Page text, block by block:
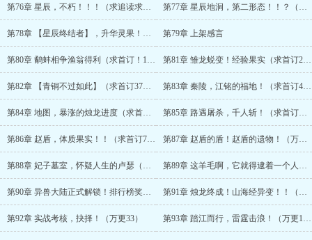
第76章 星辰，不朽！！！（求追读求月票） 第77章 星辰地洞，第二形态！！？（求追读求月票）
第78章 【星辰终结者】，升华灵果！（求追读求月票） 第79章 上架感言
第80章 鹬蚌相争渔翁得利（求首订！17更，23万字奉上） 第81章 雏龙蜕变！经验果实（求首订27更，23万字奉上！！）
第82章 【青铜不过如此】（求首订37更，23万字奉上！！） 第83章 秦陵，江铭的福地！（求首订47更，23万字奉上！！）
第84章 地图，暴涨的烛龙进度（求首订57更，23万字奉上！！） 第85章 路遇屠杀，千人斩！（求首订（67更，23万字奉上！！）
第86章 赵盾，体质果实！！（求首订77更，23万字奉上！！） 第87章 赵盾的盾！赵盾的遗物！（万更13）
第88章 妃子墓室，怀疑人生的卢瑟（万更23） 第89章 这羊毛啊，它就得逮着一个人薅才香（万更33）
第90章 异兽大陆正式解锁！排行榜奖励！（万更13） 第91章 烛龙终成！山海经异变！！（万更23）
第92章 实战考核，抉择！（万更33） 第93章 踏江而行，雷霆击浪！（万更13）